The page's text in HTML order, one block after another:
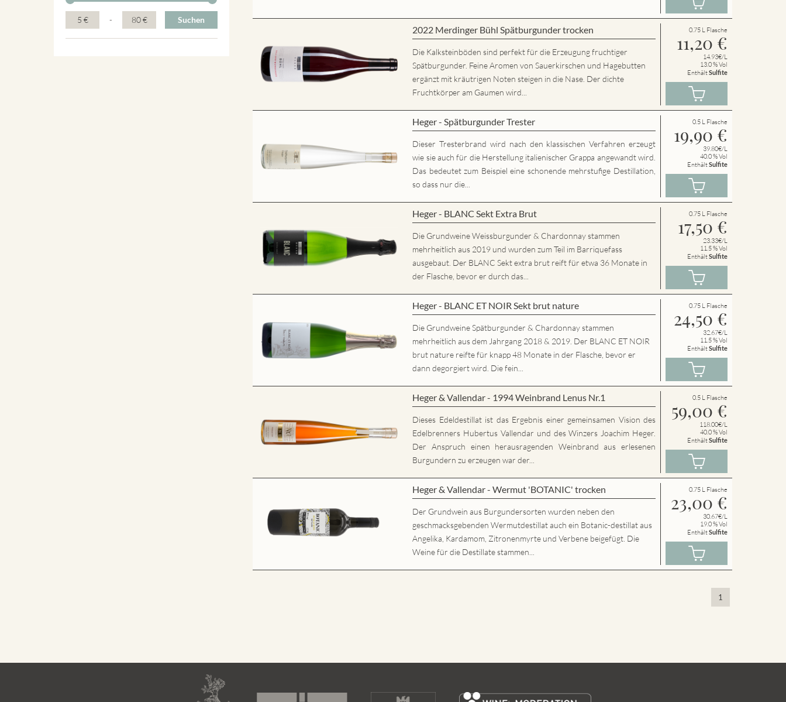
5 € - 80 € Suchen
2022 Merdinger Bühl Spätburgunder trocken
Die Kalksteinböden sind perfekt für die Erzeugung fruchtiger
Spätburgunder. Feine Aromen von Sauerkirschen und Hagebutten
ergänzt mit kräutrigen Noten steigen in die Nase. Der dichte
Fruchtkörper am Gaumen wird...
0.75 L Flasche
11,20 €
14.93€/L
13.0 % Vol
EnthältSulfite
Heger - Spätburgunder Trester
Dieser Tresterbrand wird nach den klassischen Verfahren erzeugt
wie sie auch für die Herstellung italienischer Grappa angewandt wird.
Das bedeutet zum Beispiel eine schonende mehrstufige Destillation,
so dass nur die...
0.5 L Flasche
19,90 €
39.80€/L
40.0 % Vol
EnthältSulfite
Heger - BLANC Sekt Extra Brut
Die Grundweine Weissburgunder & Chardonnay stammen
mehrheitlich aus 2019 und wurden zum Teil im Barriquefass
ausgebaut. Der BLANC Sekt extra brut reift für etwa 36 Monate in
der Flasche, bevor er durch das...
0.75 L Flasche
17,50 €
23.33€/L
11.5 % Vol
EnthältSulfite
Heger - BLANC ET NOIR Sekt brut nature
Die Grundweine Spätburgunder & Chardonnay stammen
mehrheitlich aus dem Jahrgang 2018 & 2019. Der BLANC ET NOIR
brut nature reifte für knapp 48 Monate in der Flasche, bevor er
dann degorgiert wird. Die fein...
0.75 L Flasche
24,50 €
32.67€/L
11.5 % Vol
EnthältSulfite
Heger & Vallendar - 1994 Weinbrand Lenus Nr.1
Dieses Edeldestillat ist das Ergebnis einer gemeinsamen Vision des
Edelbrenners Hubertus Vallendar und des Winzers Joachim Heger.
Der Anspruch einen herausragenden Weinbrand aus erlesenen
Burgundern zu erzeugen war der...
0.5 L Flasche
59,00 €
118.00€/L
40.0 % Vol
EnthältSulfite
Heger & Vallendar - Wermut 'BOTANIC' trocken
Der Grundwein aus Burgundersorten wurden neben den
geschmacksgebenden Wermutdestillat auch ein Botanic-destillat aus
Angelika, Kardamom, Zitronenmyrte und Verbene beigefügt. Die
Weine für die Destillate stammen...
0.75 L Flasche
23,00 €
30.67€/L
19.0 % Vol
EnthältSulfite
1